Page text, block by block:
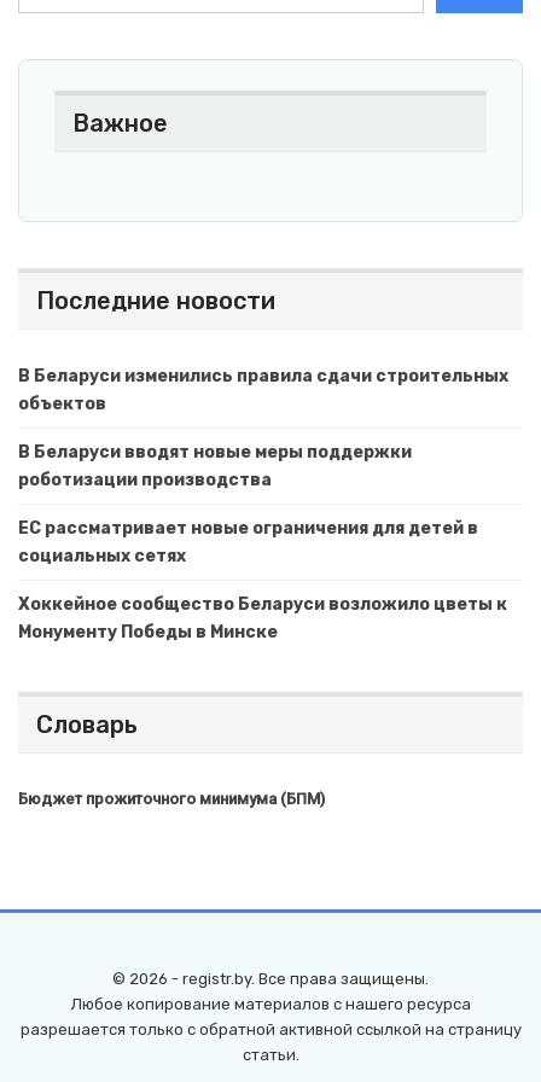
Важное
Последние новости
В Беларуси изменились правила сдачи строительных
объектов
В Беларуси вводят новые меры поддержки
роботизации производства
ЕС рассматривает новые ограничения для детей в
социальных сетях
Хоккейное сообщество Беларуси возложило цветы к
Монументу Победы в Минске
Словарь
Бюджет прожиточного минимума (БПМ)
© 2026 - registr.by. Все права защищены.
Любое копирование материалов с нашего ресурса
разрешается только с обратной активной ссылкой на страницу
статьи.